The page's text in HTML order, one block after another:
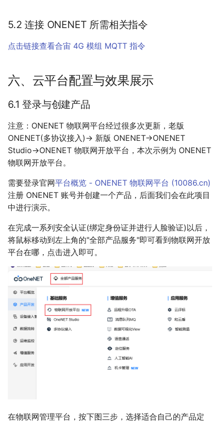
5.2 连接 ONENET 所需相关指令
点击链接查看合宙 4G 模组 MQTT 指令
六、云平台配置与效果展示
6.1 登录与创建产品
注意：ONENET 物联网平台经过很多次更新，老版
ONENET(多协议接入)-> 新版 ONENET->ONENET
Studio->ONENET 物联网开放平台，本次示例为 ONENET
物联网开放平台。
需要登录官网平台概览 - ONENET 物联网平台 (10086.cn)
注册 ONENET 账号并创建一个产品，后面我们会在此项目
中进行演示。
在完成一系列安全认证(绑定身份证并进行人脸验证)以后，
将鼠标移动到左上角的"全部产品服务"即可看到物联网开放
平台在哪，点击进入即可。
在物联网管理平台，按下图三步，选择适合自己的产品定